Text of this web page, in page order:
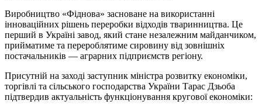
Виробництво «Фіднова» засноване на використанні
інноваційних рішень переробки відходів тваринництва. Це
перший в Україні завод, який стане незалежним майданчиком,
прийматиме та перероблятиме сировину від зовнішніх
постачальників — аграрних підприємств регіону.
Присутній на заході заступник міністра розвитку економіки,
торгівлі та сільського господарства України Тарас Дзьоба
підтвердив актуальність функціонування кругової економіки: